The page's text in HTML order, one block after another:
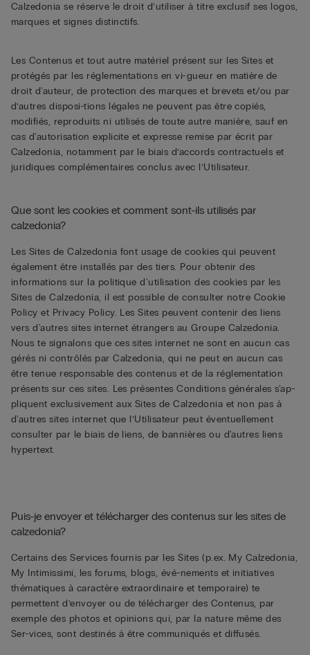
Calzedonia se réserve le droit d’utiliser à titre exclusif ses logos,
marques et signes distinctifs.
Les Contenus et tout autre matériel présent sur les Sites et
protégés par les réglementations en vi-gueur en matière de
droit d'auteur, de protection des marques et brevets et/ou par
d’autres disposi-tions légales ne peuvent pas être copiés,
modifiés, reproduits ni utilisés de toute autre manière, sauf en
cas d'autorisation explicite et expresse remise par écrit par
Calzedonia, notamment par le biais d’accords contractuels et
juridiques complémentaires conclus avec l’Utilisateur.
Que sont les cookies et comment sont-ils utilisés par
calzedonia?
Les Sites de Calzedonia font usage de cookies qui peuvent
également être installés par des tiers. Pour obtenir des
informations sur la politique d'utilisation des cookies par les
Sites de Calzedonia, il est possible de consulter notre Cookie
Policy et Privacy Policy. Les Sites peuvent contenir des liens
vers d'autres sites internet étrangers au Groupe Calzedonia.
Nous te signalons que ces sites internet ne sont en aucun cas
gérés ni contrôlés par Calzedonia, qui ne peut en aucun cas
être tenue responsable des contenus et de la réglementation
présents sur ces sites. Les présentes Conditions générales s'ap-
pliquent exclusivement aux Sites de Calzedonia et non pas à
d'autres sites internet que l’Utilisateur peut éventuellement
consulter par le biais de liens, de bannières ou d'autres liens
hypertext.
Puis-je envoyer et télécharger des contenus sur les sites de
calzedonia?
Certains des Services fournis par les Sites (p.ex. My Calzedonia,
My Intimissimi, les forums, blogs, évé-nements et initiatives
thématiques à caractère extraordinaire et temporaire) te
permettent d’envoyer ou de télécharger des Contenus, par
exemple des photos et opinions qui, par la nature même des
Ser-vices, sont destinés à être communiqués et diffusés.